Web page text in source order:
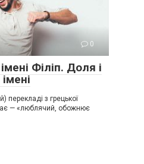
0
Філіп. Доля і
перекладі з грецької
— «люблячий, обожнює